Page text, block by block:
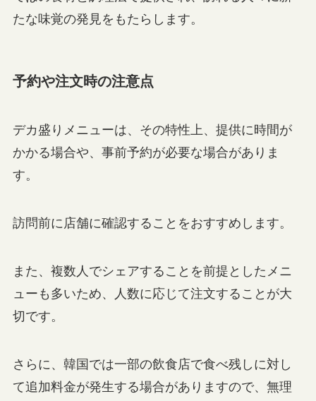
たな味覚の発見をもたらします。
予約や注文時の注意点
デカ盛りメニューは、その特性上、提供に時間が
かかる場合や、事前予約が必要な場合がありま
す。
訪問前に店舗に確認することをおすすめします。
また、複数人でシェアすることを前提としたメニ
ューも多いため、人数に応じて注文することが大
切です。
さらに、韓国では一部の飲食店で食べ残しに対し
て追加料金が発生する場合がありますので、無理